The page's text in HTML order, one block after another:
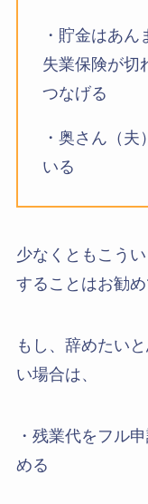
・貯金はあん
失業保険が切
つなげる
・奥さん（
いる
少なくともこう
することはお勧め
もし、辞めたい
い場合は、
・残業代をフル
める